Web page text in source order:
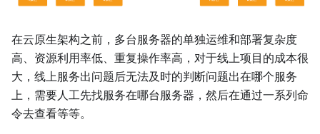
在云原生架构之前，多台服务器的单独运维和部署复杂度
高、资源利用率低、重复操作率高，对于线上项目的成本很
大，线上服务出问题后无法及时的判断问题出在哪个服务
上，需要人工先找服务在哪台服务器，然后在通过一系列命
令去查看等等。